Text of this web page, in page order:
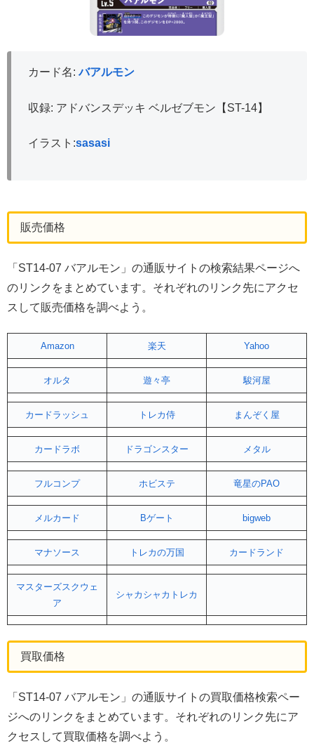
カード名:バアルモン
収録: アドバンスデッキ ベルゼブモン【ST-14】
イラスト:sasasi
販売価格
「ST14-07 バアルモン」の通販サイトの検索結果ページへ
のリンクをまとめています。それぞれのリンク先にアクセ
スして販売価格を調べよう。
Amazon 楽天 Yahoo
オルタ 遊々亭 駿河屋
カードラッシュ トレカ侍 まんぞく屋
カードラボ ドラゴンスター メタル
フルコンプ ホビステ 竜星のPAO
メルカード Bゲート bigweb
マナソース トレカの万国 カードランド
マスターズスクウェ
ア
シャカシャカトレカ
買取価格
「ST14-07 バアルモン」の通販サイトの買取価格検索ペー
ジへのリンクをまとめています。それぞれのリンク先にア
クセスして買取価格を調べよう。